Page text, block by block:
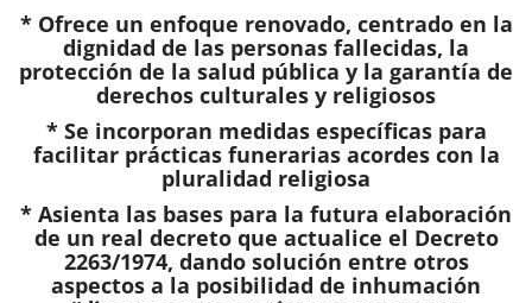
* Ofrece un enfoque renovado, centrado en la
dignidad de las personas fallecidas, la
protección de la salud pública y la garantía de
derechos culturales y religiosos
*Se incorporan medidas específicas para
facilitar prácticas funerarias acordes con la
pluralidad religiosa
* Asienta las bases para la futura elaboración
de un real decreto que actualice el Decreto
2263/1974, dando solución entre otros
aspectos a la posibilidad de inhumación